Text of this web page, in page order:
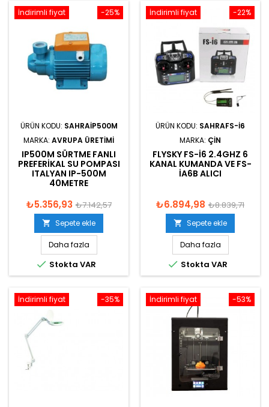
-25%
İndirimli fiyat
ÜRÜN KODU: SAHRAIP500M
MARKA: AVRUPA ÜRETIMI
IP500M SÜRTME FANLI
PREFERIKAL SU POMPASI
ITALYAN IP-500M
40METRE
₺5.356,93 ₺7.142,57
 Sepete ekle
Daha fazla
 Stokta VAR
-22%
İndirimli fiyat
ÜRÜN KODU: SAHRAFS-I6
MARKA: ÇIN
FLYSKY FS-I6 2.4GHZ 6
KANAL KUMANDA VE FS-
IA6B ALICI
₺6.894,98 ₺8.839,71
 Sepete ekle
Daha fazla
 Stokta VAR
-35%
İndirimli fiyat -53%
İndirimli fiyat